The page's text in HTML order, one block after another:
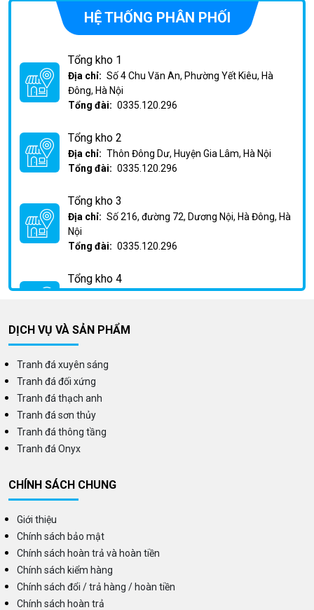
HỆ THỐNG PHÂN PHỐI
Tổng kho 1
Địa chỉ: Số 4 Chu Văn An, Phường Yết Kiêu, Hà
Đông, Hà Nội
Tổng đài: 0335.120.296
Tổng kho 2
Địa chỉ: Thôn Đông Dư, Huyện Gia Lâm, Hà Nội
Tổng đài: 0335.120.296
Tổng kho 3
Địa chỉ: Số 216, đường 72, Dương Nội, Hà Đông, Hà
Nội
Tổng đài: 0335.120.296
Tổng kho 4
Địa chỉ: Km2 Phan Trọng Tuệ, Huỳnh Cung, Thanh
Tổng đài: 0335.120.296
DỊCH VỤ VÀ SẢN PHẨM
Tranh đá xuyên sáng
Tranh đá đối xứng
Tranh đá thạch anh
Tranh đá sơn thủy
Tranh đá thông tầng
Tranh đá Onyx
CHÍNH SÁCH CHUNG
Giới thiệu
Chính sách bảo mật
Chính sách hoàn trả và hoàn tiền
Chính sách kiểm hàng
Chính sách đổi / trả hàng / hoàn tiền
Chính sách hoàn trả